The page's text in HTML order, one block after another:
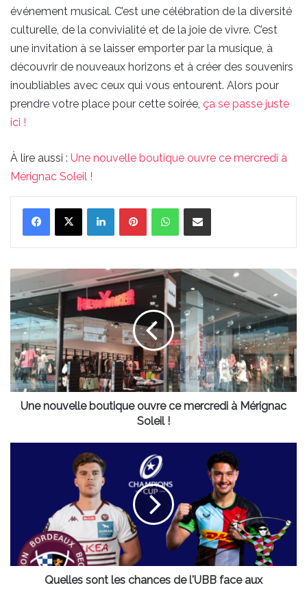
événement musical. C’est une célébration de la diversité
culturelle, de la convivialité et de la joie de vivre. C’est
une invitation à se laisser emporter par la musique, à
découvrir de nouveaux horizons et à créer des souvenirs
inoubliables avec ceux qui vous entourent. Alors pour
prendre votre place pour cette soirée, ça se passe juste
ici !
À lire aussi : Une nouvelle boutique ouvre ce mercredi à
Mérignac Soleil !
LinkedinPinterestWhatsAppPartager par email
Une
nouvelle
boutique
ouvre
ce
mercredi
à
Mérignac
Soleil
Une nouvelle boutique ouvre ce mercredi à Mérignac
Soleil !
aux
Harlequins
Quelles sont les chances de l'UBB face aux